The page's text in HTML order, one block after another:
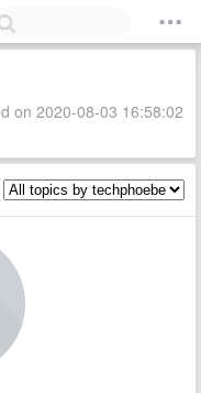
on 2020-08-03 16:58:02